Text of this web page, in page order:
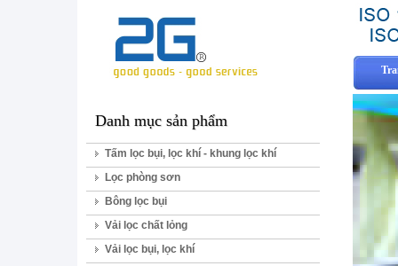
Danh mục sản phẩm
Tấm lọc bụi, lọc khí - khung lọc khí
Lọc phòng sơn
Bông lọc bụi
Vải lọc chất lỏng
Vải lọc bụi, lọc khí